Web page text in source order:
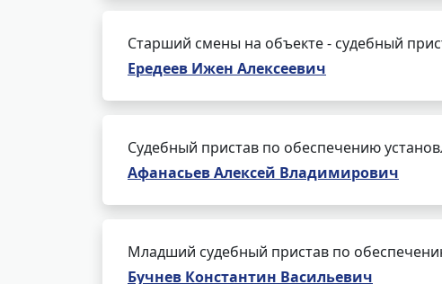
Старший смены на объекте - судебный
Ередеев Ижен Алексеевич
Судебный пристав по обеспечению
Афанасьев Алексей Владимирович
Младший судебный пристав по
Бучнев Константин Васильевич